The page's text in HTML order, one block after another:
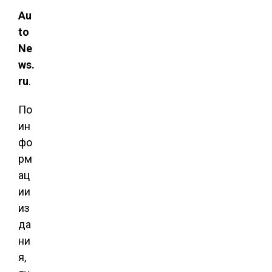
Au
to
Ne
ws.
ru.
По
ин
фо
рм
ац
ии
из
да
ни
я,